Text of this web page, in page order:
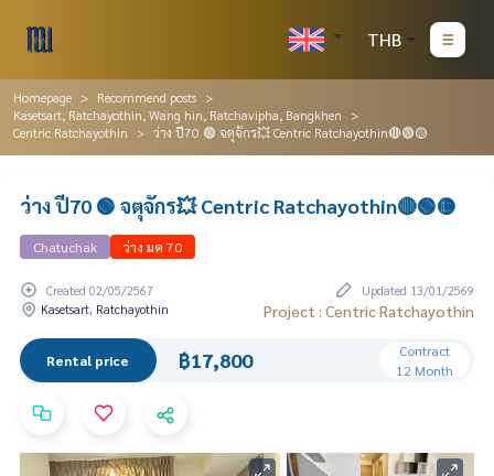
THB
Homepage
Recommend posts
Kasetsart, Ratchayothin, Wang hin, Ratchavipha, Bangkhen
Centric Ratchayothin
ว่าง ปี70 🟢 จตุจักร💥 Centric Ratchayothin🔴🟢🟡
ว่าง ปี70 🟢 จตุจักร💥 Centric Ratchayothin🔴🟢🟡
Chatuchak ว่าง มค 70
Created 02/05/2567
Updated 13/01/2569
Kasetsart, Ratchayothin
Project : Centric Ratchayothin
Rental price ฿17,800
Contract
12 Month